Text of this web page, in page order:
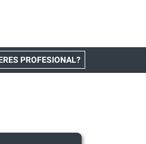
PROFESIONAL?